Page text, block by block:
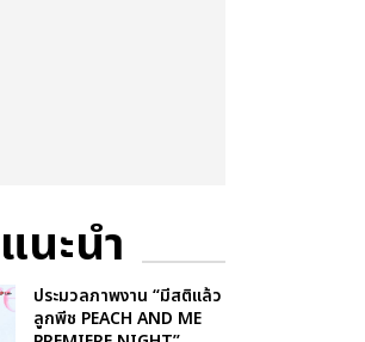
แนะนำ
ประมวลภาพงาน “มีสติแล้ว
ลูกพีช PEACH AND ME